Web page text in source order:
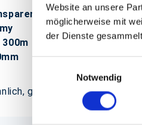
Website an unsere
möglicherweise mit
der Dienste
Notwendig
ggf. ohne Dekoration)